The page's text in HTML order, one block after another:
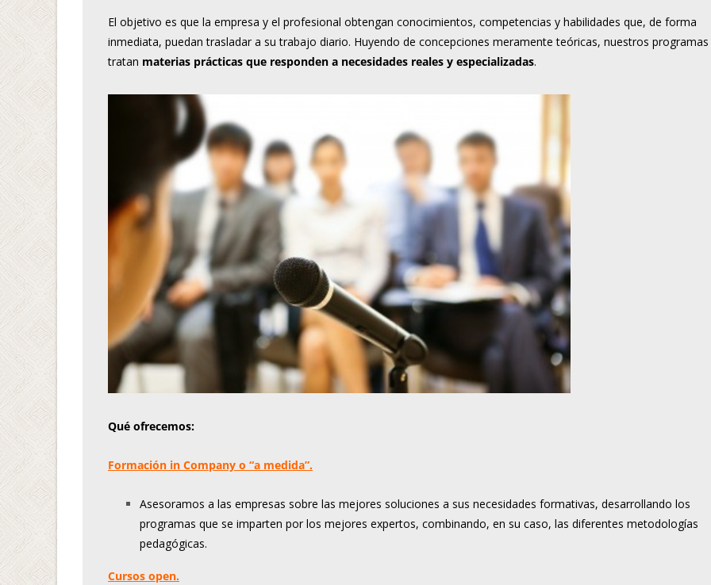
El objetivo es que la empresa y el profesional obtengan conocimientos, competencias y habilidades que, de forma
inmediata, puedan trasladar a su trabajo diario. Huyendo de concepciones meramente teóricas, nuestros programas
tratan materias prácticas que responden a necesidades reales y especializadas.
Qué ofrecemos:
Formación in Company o “a medida”.
Asesoramos a las empresas sobre las mejores soluciones a sus necesidades formativas, desarrollando los
programas que se imparten por los mejores expertos, combinando, en su caso, las diferentes metodologías
pedagógicas.
Cursos open.